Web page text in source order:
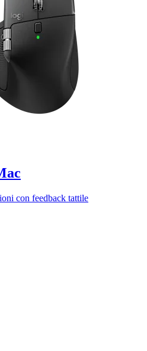
con feedback tattile